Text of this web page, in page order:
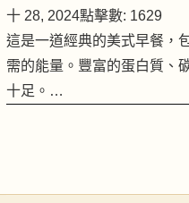
十 28, 2024點擊數: 1629
這是一道經典的美式早餐，
需的能量。豐富的蛋白質、
十足。…